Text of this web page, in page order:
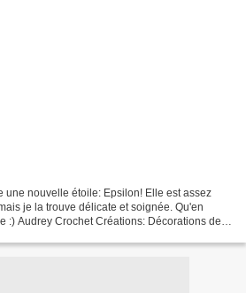
une nouvelle étoile: Epsilon! Elle est assez
je la trouve délicate et soignée. Qu'en
:) Audrey Crochet Créations: Décorations de